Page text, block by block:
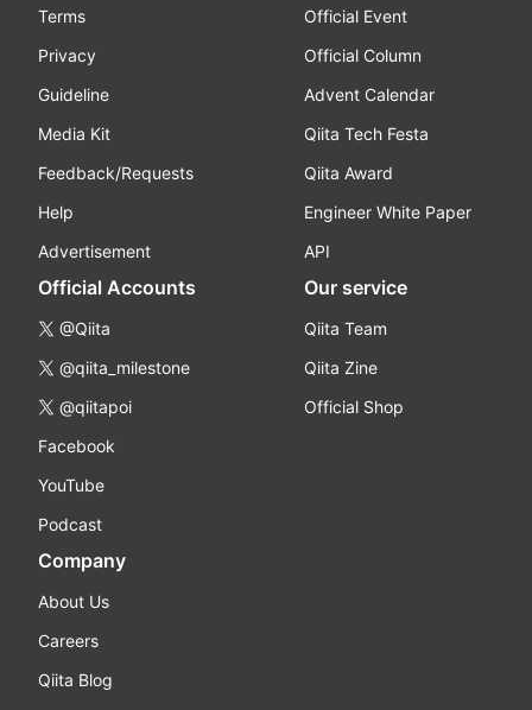
Terms
Privacy
Guideline
Media Kit
Feedback/Requests
Help
Advertisement
Official Event
Official Column
Advent Calendar
Qiita Tech Festa
Qiita Award
Engineer White Paper
API
Official Accounts
@Qiita
@qiita_milestone
@qiitapoi
Facebook
YouTube
Podcast
Our service
Qiita Team
Qiita Zine
Official Shop
Company
About Us
Careers
Qiita Blog